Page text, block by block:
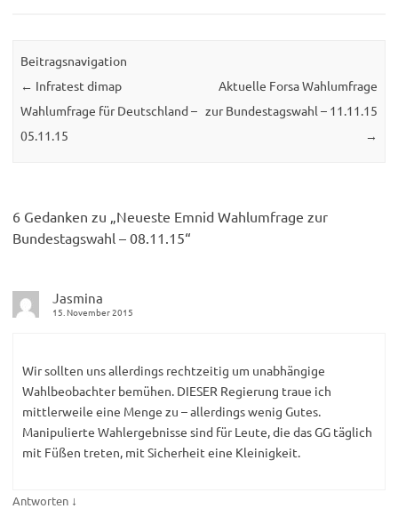
Beitragsnavigation
← Infratest dimap
Wahlumfrage für Deutschland –
05.11.15
Aktuelle Forsa Wahlumfrage
zur Bundestagswahl – 11.11.15
→
6 Gedanken zu „ Neueste Emnid Wahlumfrage zur
Bundestagswahl – 08.11.15“
Jasmina
15. November 2015
Wir sollten uns allerdings rechtzeitig um unabhängige
Wahlbeobachter bemühen. DIESER Regierung traue ich
mittlerweile eine Menge zu – allerdings wenig Gutes.
Manipulierte Wahlergebnisse sind für Leute, die das GG täglich
mit Füßen treten, mit Sicherheit eine Kleinigkeit.
Antworten ↓